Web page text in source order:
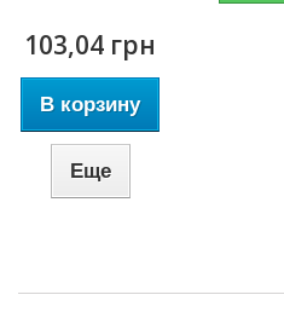
103,04 грн
В корзину
Еще